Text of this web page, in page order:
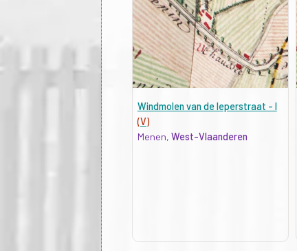
Windmolen van de Ieperstraat - I
(V)
Menen, West-Vlaanderen